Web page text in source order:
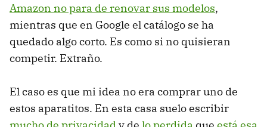
Amazon no para de renovar sus modelos,
mientras que en Google el catálogo se ha
quedado algo corto. Es como si no quisieran
competir. Extraño.
El caso es que mi idea no era comprar uno de
estos aparatitos. En esta casa suelo escribir